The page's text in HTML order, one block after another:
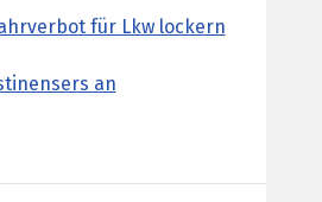
für Lkw lockern
an